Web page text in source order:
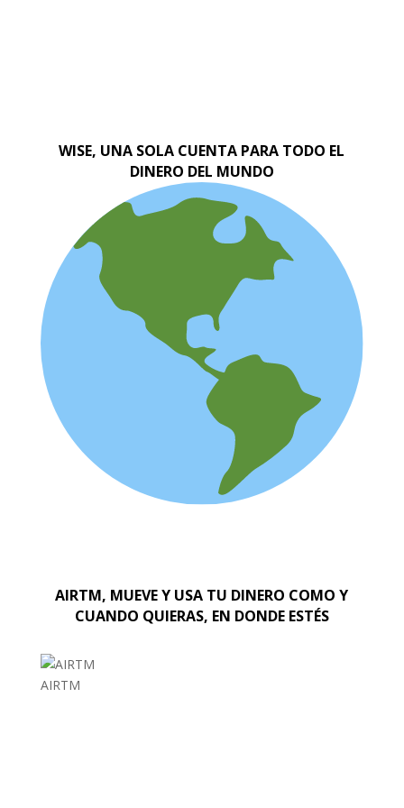
WISE, UNA SOLA CUENTA PARA TODO EL
DINERO DEL MUNDO
AIRTM, MUEVE Y USA TU DINERO COMO Y
CUANDO QUIERAS, EN DONDE ESTÉS
AIRTM